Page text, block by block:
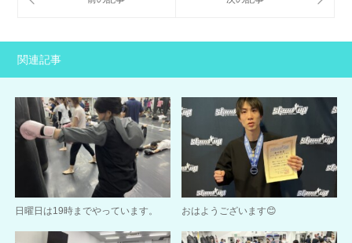
関連記事
日曜日は19時までやっています。 おはようございます😊